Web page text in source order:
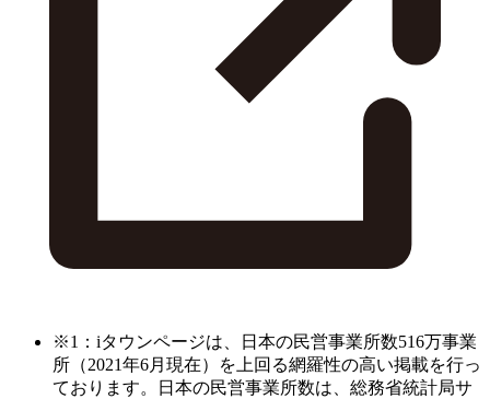
※1：iタウンページは、日本の民営事業所数516万事業
所（2021年6月現在）を上回る網羅性の高い掲載を行っ
ております。日本の民営事業所数は、総務省統計局サ